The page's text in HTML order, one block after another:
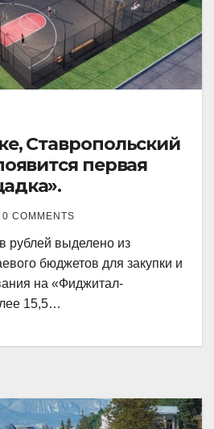
Ставропольский
первая
0 COMMENTS
рублей выделено из
бюджетов для закупки и
на «Фиджитал-
15,5…